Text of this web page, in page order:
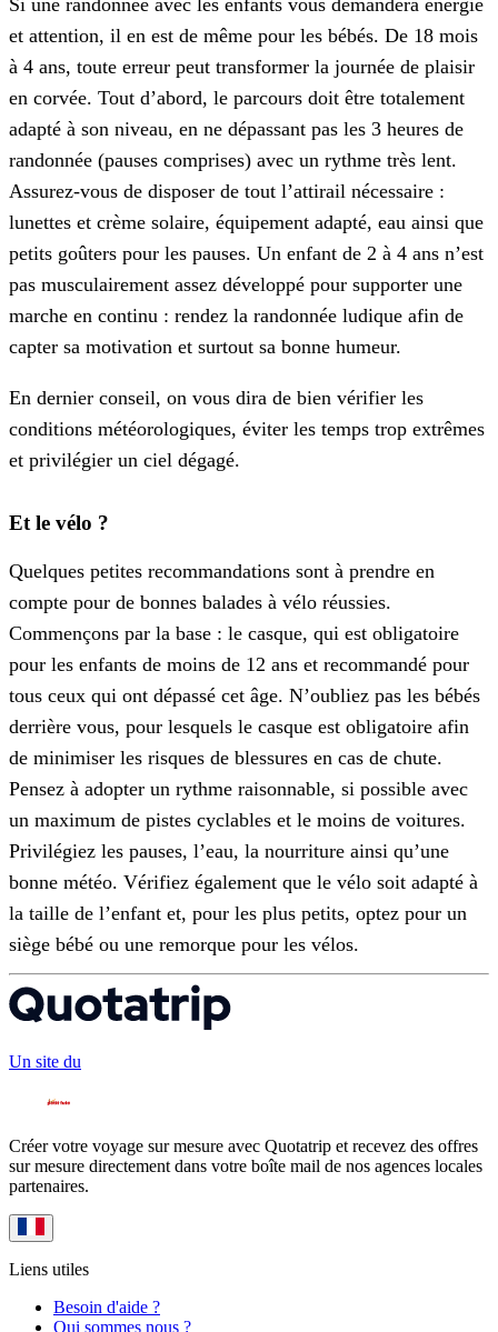
Si une randonnée avec les enfants vous demandera énergie
et attention, il en est de même pour les bébés. De 18 mois
à 4 ans, toute erreur peut transformer la journée de plaisir
en corvée. Tout d’abord, le parcours doit être totalement
adapté à son niveau, en ne dépassant pas les 3 heures de
randonnée (pauses comprises) avec un rythme très lent.
Assurez-vous de disposer de tout l’attirail nécessaire :
lunettes et crème solaire, équipement adapté, eau ainsi que
petits goûters pour les pauses. Un enfant de 2 à 4 ans n’est
pas musculairement assez développé pour supporter une
marche en continu : rendez la randonnée ludique afin de
capter sa motivation et surtout sa bonne humeur.
En dernier conseil, on vous dira de bien vérifier les
conditions météorologiques, éviter les temps trop extrêmes
et privilégier un ciel dégagé.
Et le vélo ?
Quelques petites recommandations sont à prendre en
compte pour de bonnes balades à vélo réussies.
Commençons par la base : le casque, qui est obligatoire
pour les enfants de moins de 12 ans et recommandé pour
tous ceux qui ont dépassé cet âge. N’oubliez pas les bébés
derrière vous, pour lesquels le casque est obligatoire afin
de minimiser les risques de blessures en cas de chute.
Pensez à adopter un rythme raisonnable, si possible avec
un maximum de pistes cyclables et le moins de voitures.
Privilégiez les pauses, l’eau, la nourriture ainsi qu’une
bonne météo. Vérifiez également que le vélo soit adapté à
la taille de l’enfant et, pour les plus petits, optez pour un
siège bébé ou une remorque pour les vélos.
Un site du
Créer votre voyage sur mesure avec Quotatrip et recevez des offres
sur mesure directement dans votre boîte mail de nos agences locales
partenaires.
Liens utiles
Besoin d'aide ?
Qui sommes nous ?